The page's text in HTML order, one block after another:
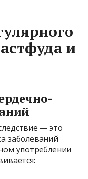
и
— это
заболеваний
употреблении